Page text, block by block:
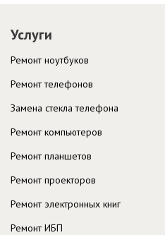
Услуги
Ремонт ноутбуков
Ремонт телефонов
Замена стекла телефона
Ремонт компьютеров
Ремонт планшетов
Ремонт проекторов
Ремонт электронных книг
Ремонт ИБП